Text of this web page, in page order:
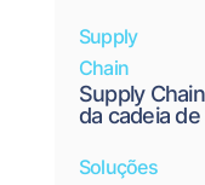
Supply
Chain
Supply
da cadeia
Soluções